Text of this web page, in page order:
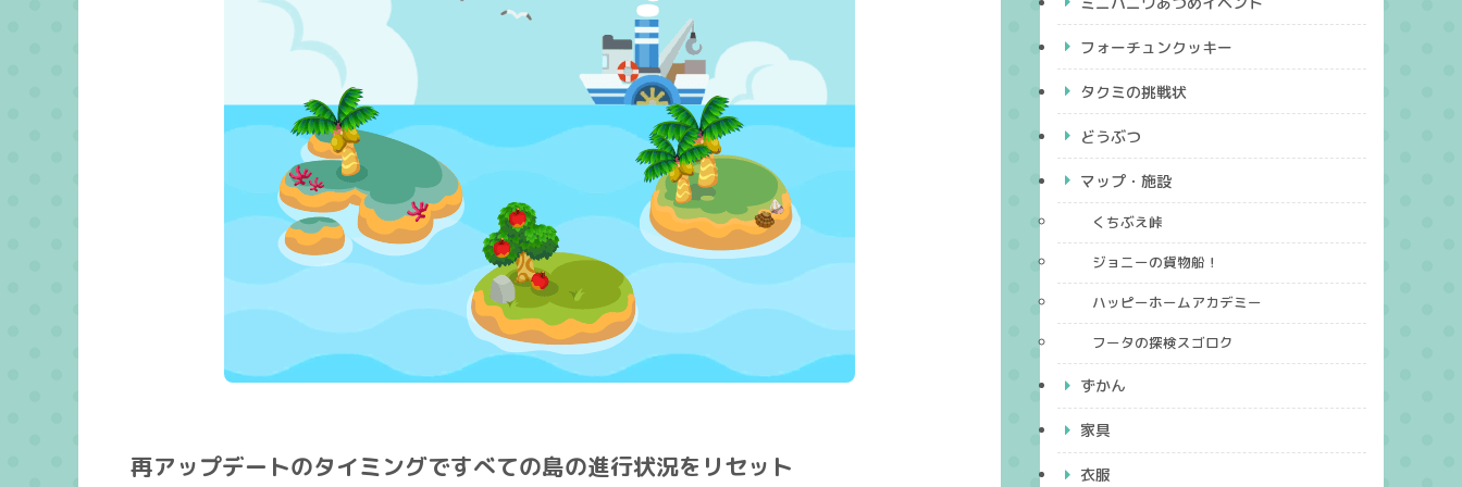
再アップデートのタイミングですべての島の進行状況をリセット
フォーチュンクッキー
タクミの挑戦状
どうぶつ
マップ・施設
くちぶえ峠
ジョニーの貨物船！
ハッピーホームアカデミー
フータの探検スゴロク
ずかん
家具
衣服